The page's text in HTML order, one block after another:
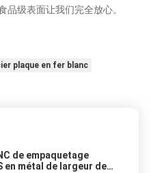
品级表面让我们完全放心。
plaque en fer blanc
de empaquetage
en métal de largeur de